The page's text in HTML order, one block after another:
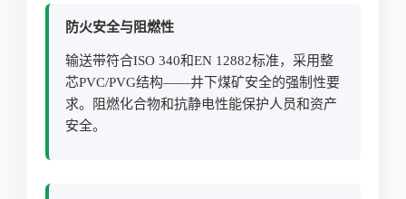
防火安全与阻燃性
输送带符合ISO 340和EN 12882标准，采用整
芯PVC/PVG结构——井下煤矿安全的强制性要
求。阻燃化合物和抗静电性能保护人员和资产
安全。